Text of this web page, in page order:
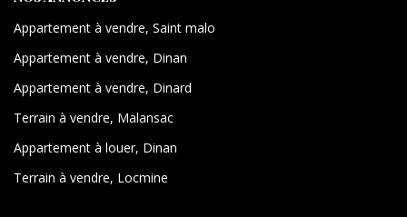
Appartement à vendre, Saint malo
Appartement à vendre, Dinan
Appartement à vendre, Dinard
Terrain à vendre, Malansac
Appartement à louer, Dinan
Terrain à vendre, Locmine